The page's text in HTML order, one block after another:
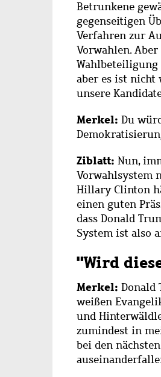
Betrunkene
gegenseitigen
Verfahren zur
Vorwahlen.
aber es ist nicht
unsere
Merkel: Du
Ziblatt: Nun,
Vorwahlsystem
Hillary Clinton
einen guten
dass Donald
System ist also
"Wird
Merkel: Donald
weißen
und
zumindest in
bei den